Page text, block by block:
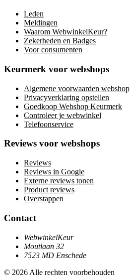
Leden
Meldingen
Waarom WebwinkelKeur?
Zekerheden en Badges
Voor consumenten
Keurmerk voor webshops
Algemene voorwaarden webshop
Privacyverklaring opstellen
Goedkoop Webshop Keurmerk
Controleer je webwinkel
Telefoonservice
Reviews voor webshops
Reviews
Reviews in Google
Externe reviews tonen
Product reviews
Overstappen
Contact
WebwinkelKeur
Moutlaan 32
7523 MD Enschede
© 2026 Alle rechten voorbehouden